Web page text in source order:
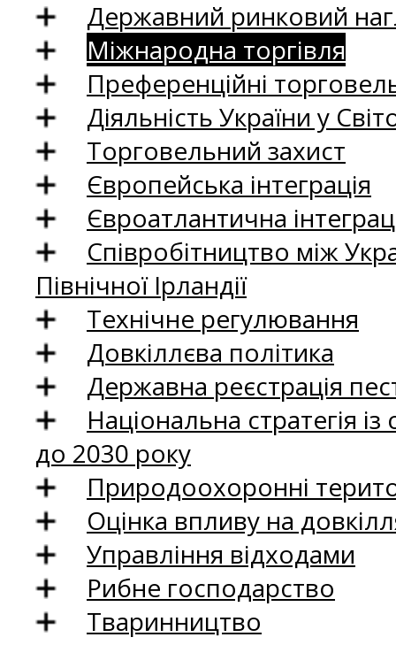
Державний ринковий
Міжнародна торгівля
Преференційні
Діяльність України у
Торговельний захист
Європейська інтеграція
Євроатлантична
Співробітництво між
Північної Ірландії
Технічне регулювання
Довкіллєва політика
Державна реєстрація
Національна стратегія
до 2030 року
Природоохоронні
Оцінка впливу на
Управління відходами
Рибне господарство
Тваринництво